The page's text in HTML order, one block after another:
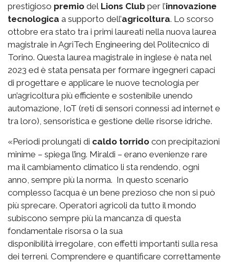
prestigioso premio del Lions Club per l’innovazione
tecnologica a supporto dell’agricoltura. Lo scorso
ottobre era stato tra i primi laureati nella nuova laurea
magistrale in AgriTech Engineering del Politecnico di
Torino. Questa laurea magistrale in inglese è nata nel
2023 ed è stata pensata per formare ingegneri capaci
di progettare e applicare le nuove tecnologia per
un’agricoltura più efficiente e sostenibile unendo
automazione, IoT (reti di sensori connessi ad internet e
tra loro), sensoristica e gestione delle risorse idriche.
«Periodi prolungati di caldo torrido con precipitazioni
minime – spiega l’ing. Miraldi – erano evenienze rare
ma il cambiamento climatico li sta rendendo, ogni
anno, sempre più la norma. In questo scenario
complesso l’acqua è un bene prezioso che non si può
più sprecare. Operatori agricoli da tutto il mondo
subiscono sempre più la mancanza di questa
fondamentale risorsa o la sua
disponibilità irregolare, con effetti importanti sulla resa
dei terreni. Comprendere e quantificare correttamente